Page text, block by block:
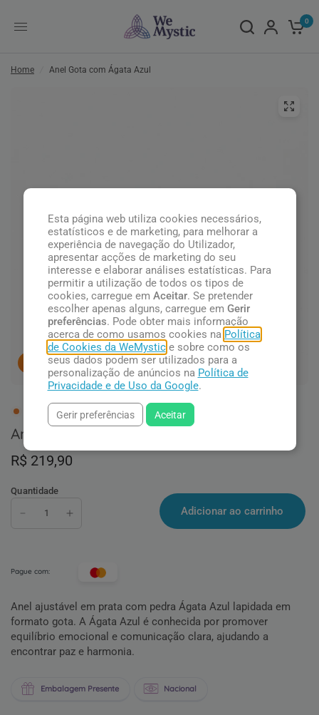
0
Home Anel Gota com Ágata Azul
pessoas concluindo esta compra.
3 em estoque
Anel Gota com Ágata Azul
R$ 219,90
Quantidade
Adicionar ao carrinho
Pague com:
Anel ajustável em prata com pedra Ágata Azul lapidada em
formato gota. A Ágata Azul é conhecida por promover
equilíbrio emocional e comunicação clara, ajudando a
encontrar paz e harmonia.
Embalagem Presente Nacional
Esta página web utiliza cookies necessários,
estatísticos e de marketing, para melhorar a
experiência de navegação do Utilizador,
apresentar acções de marketing do seu
interesse e elaborar análises estatísticas. Para
permitir a utilização de todos os tipos de
cookies, carregue em Aceitar. Se pretender
escolher apenas alguns, carregue em Gerir
preferências. Pode obter mais informação
acerca de como usamos cookies na Política
de Cookies da WeMystice sobre como os
seus dados podem ser utilizados para a
personalização de anúncios na Política de
Privacidade e de Uso da Google.
Gerir preferências Aceitar